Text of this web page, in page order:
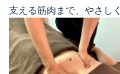
支える筋肉まで、やさし